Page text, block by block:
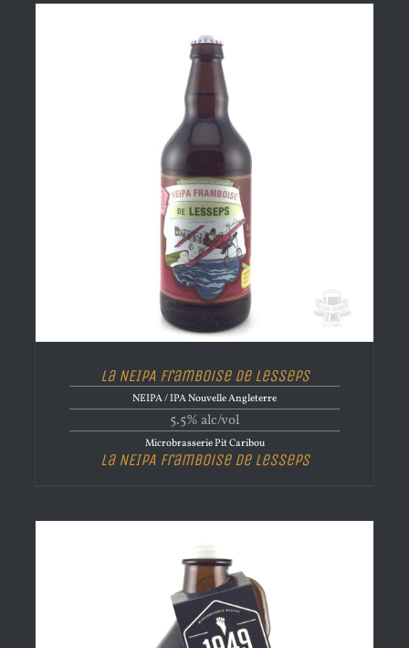
La NEIPA Framboise de Lesseps
NEIPA / IPA Nouvelle Angleterre
5.5% alc/vol
Microbrasserie Pit Caribou
La NEIPA Framboise de Lesseps